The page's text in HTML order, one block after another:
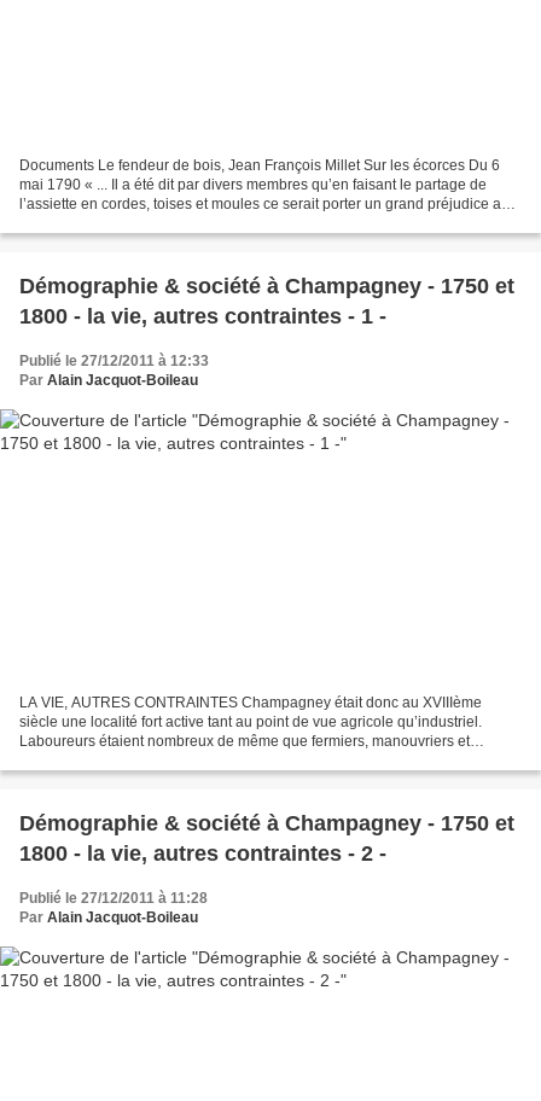
Documents Le fendeur de bois, Jean François Millet Sur les écorces Du 6
mai 1790 « ... Il a été dit par divers membres qu’en faisant le partage de
l’assiette en cordes, toises et moules ce serait porter un grand préjudice aux
Démographie & société à Champagney - 1750 et
1800 - la vie, autres contraintes - 1 -
Publié le 27/12/2011 à 12:33
Par Alain Jacquot-Boileau
LA VIE, AUTRES CONTRAINTES Champagney était donc au XVIIIème
siècle une localité fort active tant au point de vue agricole qu’industriel.
Laboureurs étaient nombreux de même que fermiers, manouvriers et
Démographie & société à Champagney - 1750 et
1800 - la vie, autres contraintes - 2 -
Publié le 27/12/2011 à 11:28
Par Alain Jacquot-Boileau